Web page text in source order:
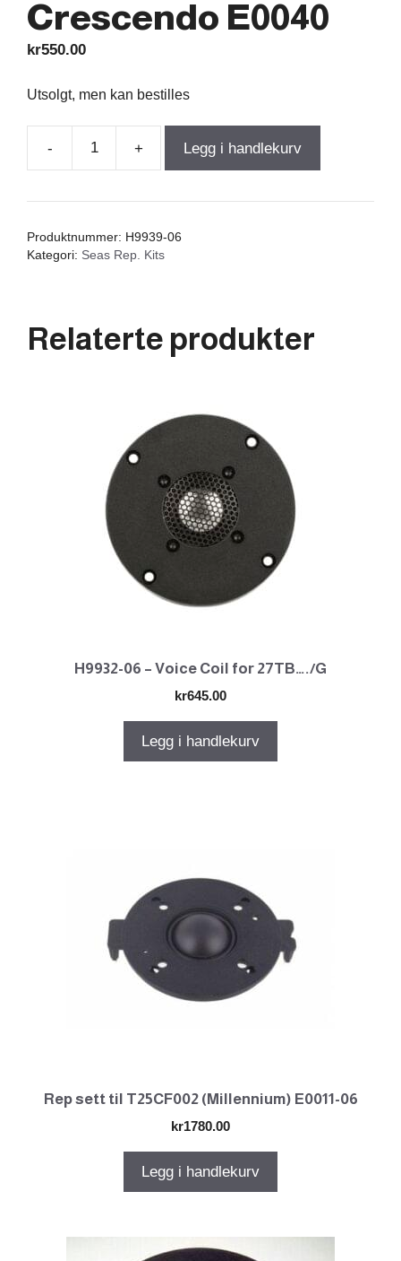
Crescendo E0040
kr550.00
Utsolgt, men kan bestilles
-
Rep
til
+ Legg i handlekurv
Produktnummer: H9939-06
Kategori: Seas Rep. Kits
Relaterte produkter
H9932-06 – Voice Coil for 27TB…./G
kr645.00
Legg i handlekurv
Rep sett til T25CF002 (Millennium) E0011-06
kr1780.00
Legg i handlekurv